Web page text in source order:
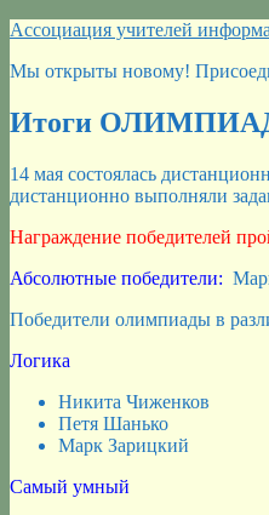
Перейти
содержимому
Ассоциация учителей
Мы открыты новому!
Итоги
14 мая состоялась
дистанционно выполняли
Награждение победителей
Абсолютные победители:
Победители олимпиады в
Логика
Никита Чиженков
Петя Шанько
Марк Зарицкий
Самый умный